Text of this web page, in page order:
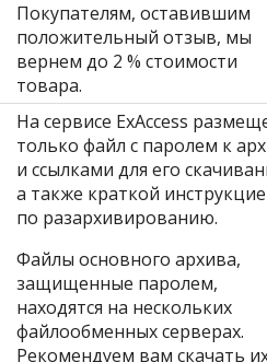
Покупателям, оставившим
положительный отзыв, мы
вернем до 2 % стоимости
товара.
На сервисе ExAccess
только файл с паролем к
и ссылками для его
а также краткой
по разархивированию.
Файлы основного архива,
защищенные паролем,
находятся на нескольких
файлообменных серверах.
Рекомендуем вам скачать